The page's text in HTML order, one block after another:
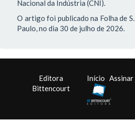
Nacional da Indústria (CNI).
O artigo foi publicado na Folha de S.
Paulo, no dia 30 de julho de 2026.
Editora
Bittencourt
Início Assinar